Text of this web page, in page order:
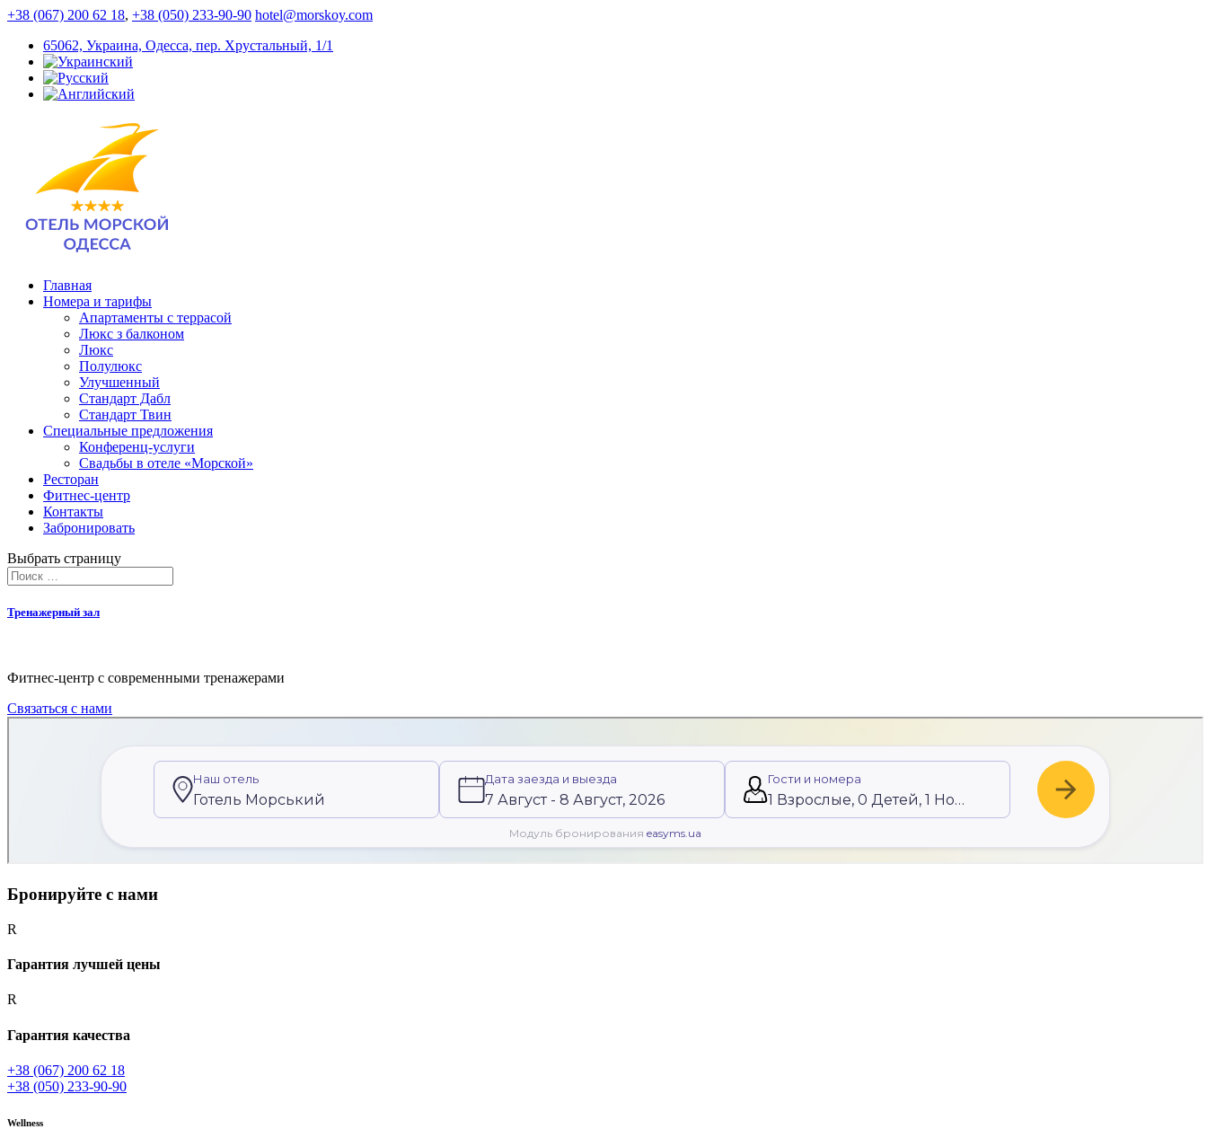
+38 (067) 200 62 18, +38 (050) 233-90-90 hotel@morskoy.com
65062, Украина, Одесса, пер. Хрустальный, 1/1
Главная
Номера и тарифы
Апартаменты с террасой
Люкс з балконом
Люкс
Полулюкс
Улучшенный
Стандарт Дабл
Стандарт Твин
Специальные предложения
Конференц-услуги
Свадьбы в отеле «Морской»
Ресторан
Фитнес-центр
Контакты
Забронировать
Выбрать страницу
Тренажерный зал
Фитнес-центр с современными тренажерами
Связаться с нами
Бронируйте с нами
R
Гарантия лучшей цены
R
Гарантия качества
+38 (067) 200 62 18
+38 (050) 233-90-90
Wellness